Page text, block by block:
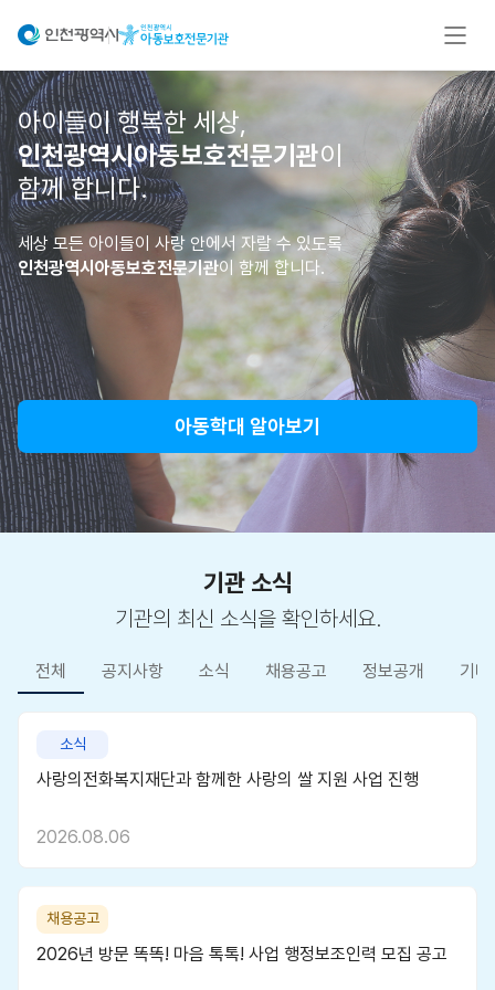
아이들이 행복한 세상,
인천광역시아동보호전문기관이
함께 합니다.
세상 모든 아이들이 사랑 안에서 자랄 수 있도록
인천광역시아동보호전문기관이 함께 합니다.
아동학대 알아보기
기관 소식
기관의 최신 소식을 확인하세요.
전체 공지사항 소식 채용공고 정보공개 기타
소식
사랑의전화복지재단과 함께한 사랑의 쌀 지원 사업 진행
2026.08.06
채용공고
2026년 방문 똑똑! 마음 톡톡! 사업 행정보조인력 모집 공고